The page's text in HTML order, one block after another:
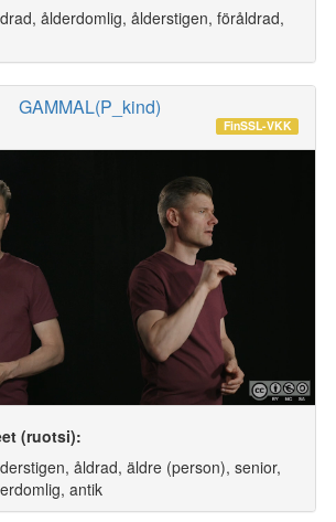
ålderdomlig, ålderstigen, föråldrad,
GAMMAL(P_kind)
FinSSL-VKK
(ruotsi):
åldrad, äldre (person), senior,
antik